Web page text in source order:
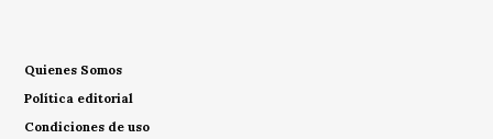
Quienes Somos
Política editorial
Condiciones de uso